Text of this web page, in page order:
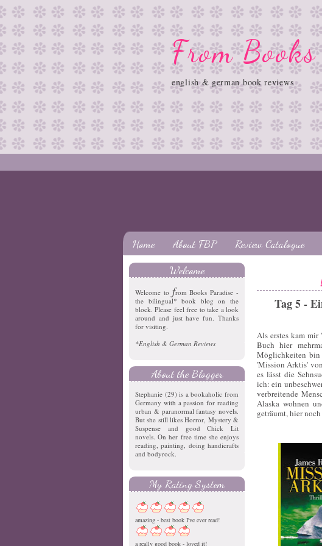
From
english & german book reviews
Home About FBP Review Catalogue
Welcome
Welcome to from Books Paradise -
the bilingual* book blog on the
block. Please feel free to take a look
around and just have fun. Thanks
for visiting.
*English & German Reviews
About the Blogger
Stephanie (29) is a bookaholic from
Germany with a passion for reading
urban & paranormal fantasy novels.
But she still likes Horror, Mystery &
Suspense and good Chick Lit
novels. On her free time she enjoys
reading, painting, doing handicrafts
and bodyrock.
My Rating System
amazing - best book I've ever read!
a really good book - loved it!
Tag 5 -
Als erstes kam mir
Buch hier
Möglichkeiten bin
'Mission Arktis'
es lässt die
ich: ein
verbreitende
Alaska wohnen
geträumt, hier